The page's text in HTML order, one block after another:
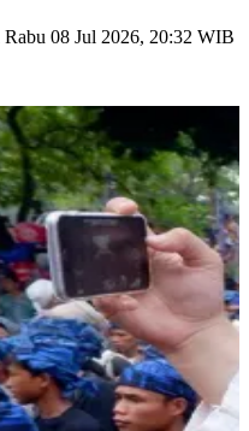
Rabu 08 Jul 2026, 20:32 WIB